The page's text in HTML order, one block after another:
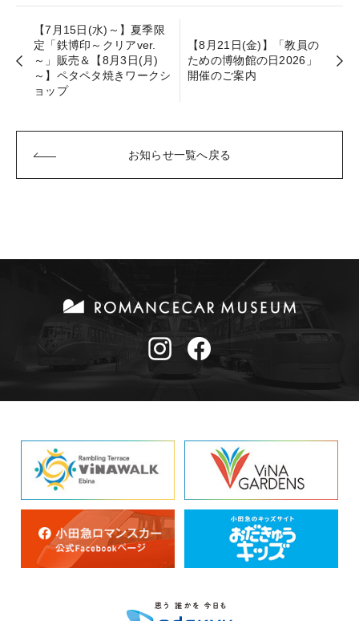
【7月15日(水)～】夏季限
定「鉄博印～クリアver.
～」販売＆【8月3日(月)
～】ペタペタ焼きワークシ
ョップ
【8月21日(金)】「教員の
ための博物館の日2026」
開催のご案内
お知らせ一覧へ戻る